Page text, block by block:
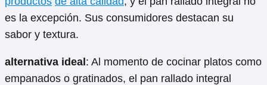
es la excepción. Sus consumidores destacan su
sabor y textura.
alternativa ideal: Al momento de cocinar platos como
empanados o gratinados, el pan rallado integral